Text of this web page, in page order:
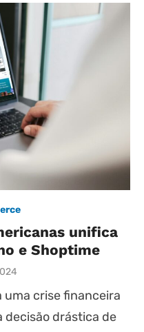
unifica
e Shoptime
uma crise financeira
decisão drástica de